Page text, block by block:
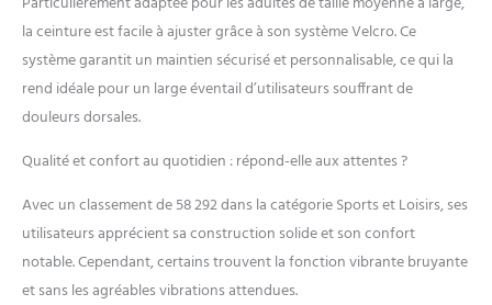
mAh, la ceinture de
massage dorsale
chauffante HONGJING
peut être utilisée en
fonctionnement. Grâce à la
batterie haute capacité,
nous pouvons profiter
d'une expérience de
massage chauffant
confortable à tout
moment, n'importe où,
la ceinture est facile à ajuster grâce à son système Velcro. Ce
système garantit un maintien sécurisé et personnalisable, ce qui la
rend idéale pour un large éventail d’utilisateurs souffrant de
douleurs dorsales.
Qualité et confort au quotidien : répond-elle aux attentes ?
Avec un classement de 58 292 dans la catégorie Sports et Loisirs, ses
utilisateurs apprécient sa construction solide et son confort
notable. Cependant, certains trouvent la fonction vibrante bruyante
et sans les agréables vibrations attendues.